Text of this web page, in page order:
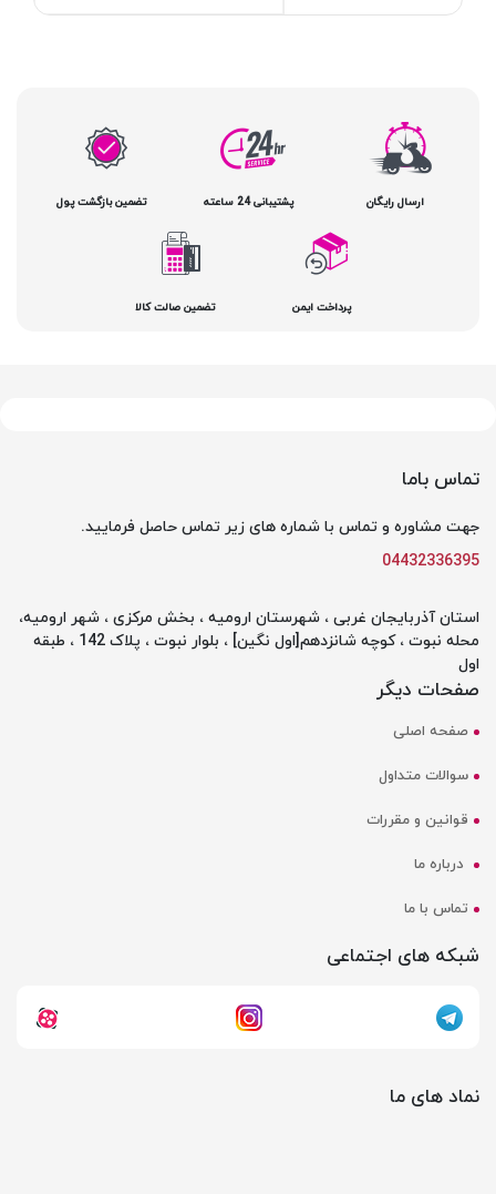
ارسال رایگان پشتیبانی 24 ساعته تضمین بازگشت پول
پرداخت ایمن تضمین صالت کالا
تماس باما
جهت مشاوره و تماس با شماره های زیر تماس حاصل فرمایید.
04432336395
استان آذربایجان غربی ، شهرستان ارومیه ، بخش مرکزی ، شهر ارومیه،
محله نبوت ، کوچه شانزدهم[اول نگین] ، بلوار نبوت ، پلاک 142 ، طبقه
اول
صفحات دیگر
صفحه اصلی
سوالات متداول
قوانین و مقررات
درباره ما
تماس با ما
شبکه های اجتماعی
نماد های ما